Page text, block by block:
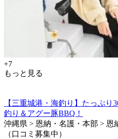
+7
もっと見る
【三重城港・海釣り】たっぷり
釣り＆アグー豚BBQ！
沖縄県 > 恩納・名護・本部 > 恩
（口コミ募集中）